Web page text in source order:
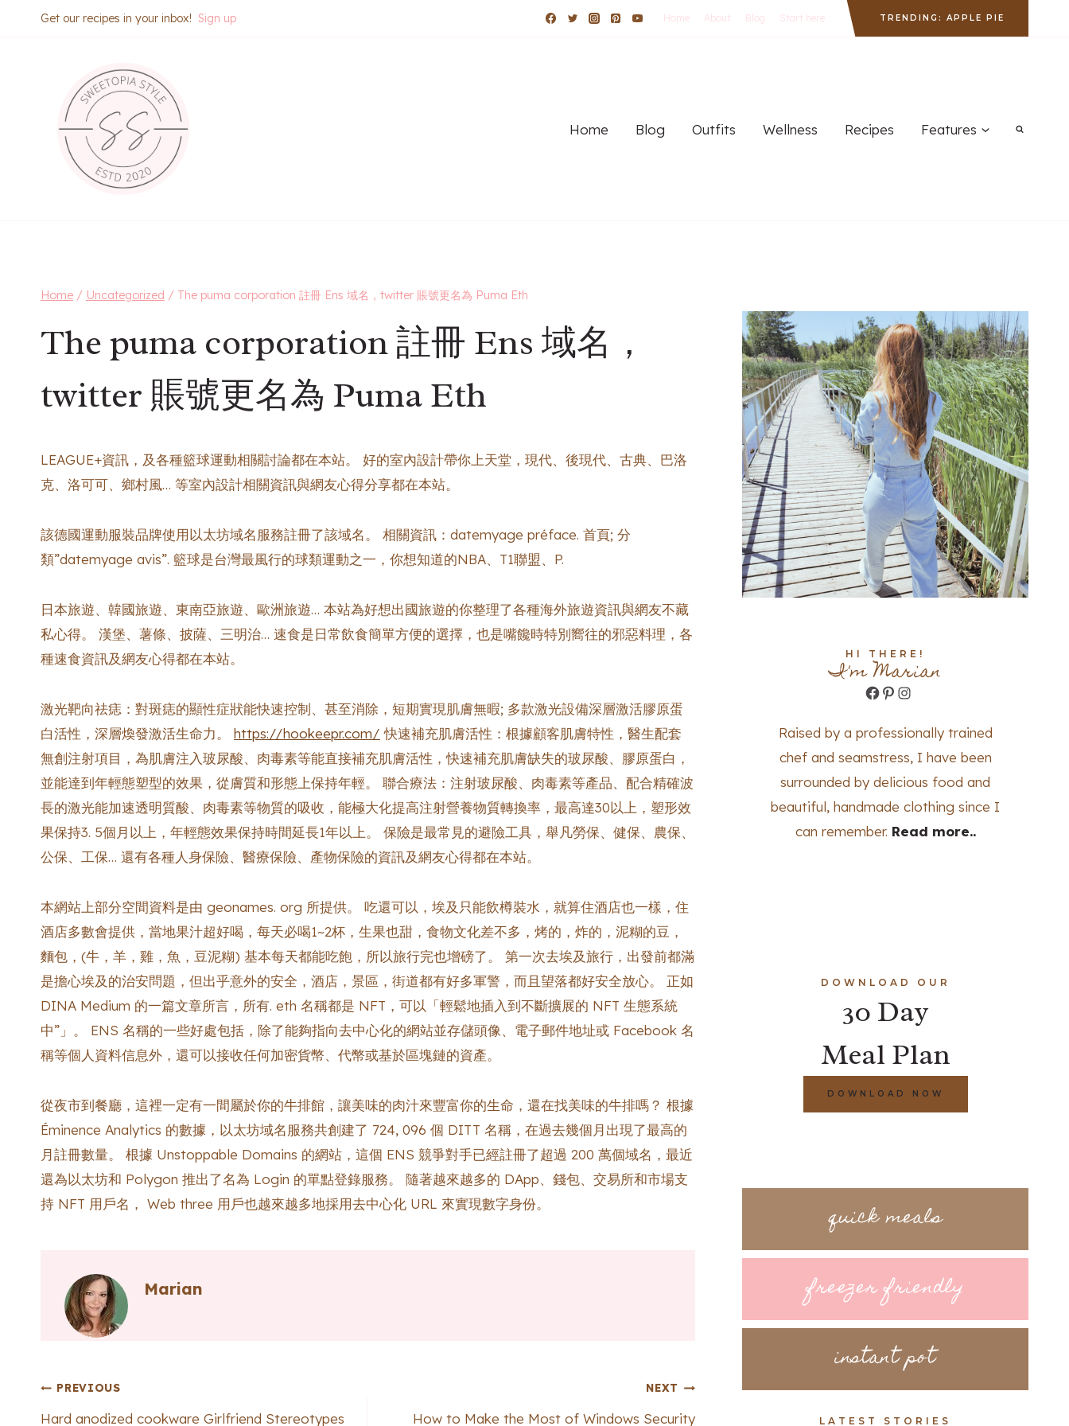
Get our recipes in your inbox! Sign up Home About Blog Start here TRENDING: APPLE PIE
Home Blog Outfits Wellness Recipes Features
Home / Uncategorized / The puma corporation 註冊 Ens 域名，twitter 賬號更名為 Puma Eth
The puma corporation 註冊 Ens 域名，
twitter 賬號更名為 Puma Eth
LEAGUE+資訊，及各種籃球運動相關討論都在本站。 好的室內設計帶你上天堂，現代、後現代、古典、巴洛
克、洛可可、鄉村風… 等室內設計相關資訊與網友心得分享都在本站。
該德國運動服裝品牌使用以太坊域名服務註冊了該域名。 相關資訊：datemyage préface. 首頁; 分
類”datemyage avis”. 籃球是台灣最風行的球類運動之一，你想知道的NBA、T1聯盟、P.
日本旅遊、韓國旅遊、東南亞旅遊、歐洲旅遊… 本站為好想出國旅遊的你整理了各種海外旅遊資訊與網友不藏
私心得。 漢堡、薯條、披薩、三明治… 速食是日常飲食簡單方便的選擇，也是嘴饞時特別嚮往的邪惡料理，各
種速食資訊及網友心得都在本站。
激光靶向祛痣：對斑痣的顯性症狀能快速控制、甚至消除，短期實現肌膚無暇; 多款激光設備深層激活膠原蛋
白活性，深層煥發激活生命力。 https://hookeepr.com/ 快速補充肌膚活性：根據顧客肌膚特性，醫生配套
無創注射項目，為肌膚注入玻尿酸、肉毒素等能直接補充肌膚活性，快速補充肌膚缺失的玻尿酸、膠原蛋白，
並能達到年輕態塑型的效果，從膚質和形態上保持年輕。 聯合療法：注射玻尿酸、肉毒素等產品、配合精確波
長的激光能加速透明質酸、肉毒素等物質的吸收，能極大化提高注射營養物質轉換率，最高達30以上，塑形效
果保持3. 5個月以上，年輕態效果保持時間延長1年以上。 保險是最常見的避險工具，舉凡勞保、健保、農保、
公保、工保… 還有各種人身保險、醫療保險、產物保險的資訊及網友心得都在本站。
本網站上部分空間資料是由 geonames. org 所提供。 吃還可以，埃及只能飲樽裝水，就算住酒店也一樣，住
酒店多數會提供，當地果汁超好喝，每天必喝1~2杯，生果也甜，食物文化差不多，烤的，炸的，泥糊的豆，
麵包，(牛，羊，雞，魚，豆泥糊) 基本每天都能吃飽，所以旅行完也增磅了。 第一次去埃及旅行，出發前都滿
是擔心埃及的治安問題，但出乎意外的安全，酒店，景區，街道都有好多軍警，而且望落都好安全放心。 正如
DINA Medium 的一篇文章所言，所有. eth 名稱都是 NFT，可以「輕鬆地插入到不斷擴展的 NFT 生態系統
中”」。 ENS 名稱的一些好處包括，除了能夠指向去中心化的網站並存儲頭像、電子郵件地址或 Facebook 名
稱等個人資料信息外，還可以接收任何加密貨幣、代幣或基於區塊鏈的資產。
從夜市到餐廳，這裡一定有一間屬於你的牛排館，讓美味的肉汁來豐富你的生命，還在找美味的牛排嗎？ 根據
Éminence Analytics 的數據，以太坊域名服務共創建了 724, 096 個 DITT 名稱，在過去幾個月出現了最高的
月註冊數量。 根據 Unstoppable Domains 的網站，這個 ENS 競爭對手已經註冊了超過 200 萬個域名，最近
還為以太坊和 Polygon 推出了名為 Login 的單點登錄服務。 隨著越來越多的 DApp、錢包、交易所和市場支
持 NFT 用戶名， Web three 用戶也越來越多地採用去中心化 URL 來實現數字身份。
Marian
Post
PREVIOUS
Hard anodized cookware Girlfriend Stereotypes
NEXT
How to Make the Most of Windows Security
HI THERE!
I'm Marian
Facebook
Pinterest
Instagram
Raised by a professionally trained
chef and seamstress, I have been
surrounded by delicious food and
beautiful, handmade clothing since I
can remember. Read more..
DOWNLOAD OUR
30 Day
Meal Plan
DOWNLOAD NOW
quick meals
freezer friendly
instant pot
LATEST STORIES